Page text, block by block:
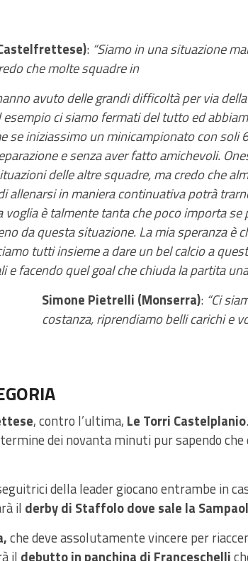
: “Siamo in una situazione
che molte squadre in
avuto delle grandi difficoltà per via della
esempio ci siamo fermati del tutto ed
se iniziassimo un minicampionato con soli
e senza aver fatto amichevoli.
delle altre squadre, ma credo che
allenarsi in maniera continuativa potrà
voglia è talmente tanta che poco importa
da questa situazione. La mia speranza è
tutti insieme a dare un bel calcio a
e facendo quel goal che chiuda la partita
Simone Pietrelli (Monserra): “Ci
costanza, riprendiamo belli carichi e
, contro l’ultima, Le Torri Castelplanio.
dei novanta minuti pur sapendo
della leader giocano entrambe in
il derby di Staffolo dove sale la
che deve assolutamente vincere per
il debutto in panchina di Franceschelli